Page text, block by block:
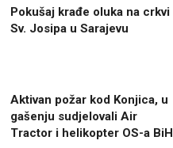
Pokušaj krađe oluka na crkvi
Sv. Josipa u Sarajevu
Aktivan požar kod Konjica, u
gašenju sudjelovali Air
Tractor i helikopter OS-a BiH